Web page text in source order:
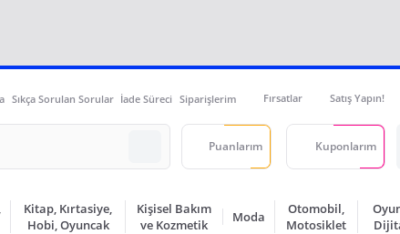
Sıkça Sorulan Sorular İade Süreci Siparişlerim Fırsatlar Satış Yapın!
Puanlarım Kuponlarım
Kitap, Kırtasiye,
Hobi, Oyuncak
Kişisel Bakım
ve Kozmetik
Moda
Otomobil,
Motosiklet